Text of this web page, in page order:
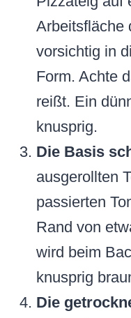
Arbeitsfläche
vorsichtig in
Form. Achte
reißt. Ein
knusprig.
Die Basis
ausgerollten
passierten
Rand von
wird beim
knusprig
Die